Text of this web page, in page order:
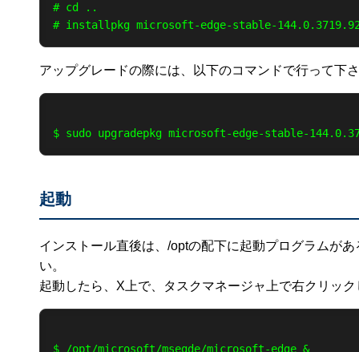
# cd ..
アップグレードの際には、以下のコマンドで行って下
起動
インストール直後は、/optの配下に起動プログラムが
い。
起動したら、X上で、タスクマネージャ上で右クリッ